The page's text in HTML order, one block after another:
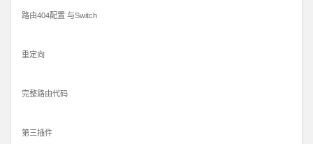
路由404配置 与Switch
重定向
完整路由代码
第三插件